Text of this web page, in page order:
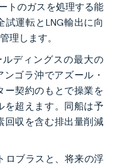
トのガスを処理する能
運転とLNG輸出に向
理します。
ディングスの最大の
ンゴラ沖でアズール・
ー契約のもとで操業を
を超えます。同船は予
回収を含む排出量削減
ロブラスと、将来の浮